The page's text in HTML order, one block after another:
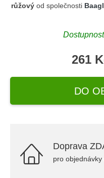
růžovýod společnosti Baagl
261
DO
Doprava
pro